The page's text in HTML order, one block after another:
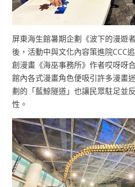
屏東海生館暑期企劃《波下的漫遊
後，活動中與文化內容策進院CCC
創漫畫《海巫事務所》作者哎呀呀
館內各式漫畫角色便吸引許多漫畫
劃的「藍鯨隧道」也讓民眾駐足並
性。